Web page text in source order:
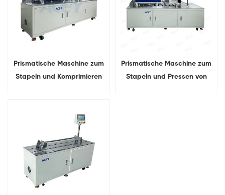
Prismatische Maschine zum
Stapeln und Komprimieren
Prismatische Maschine zum
Stapeln und Pressen von